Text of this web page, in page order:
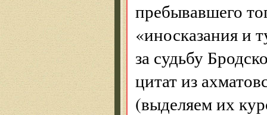
пребывавшего
«иносказания и
за судьбу
цитат из
(выделяем их